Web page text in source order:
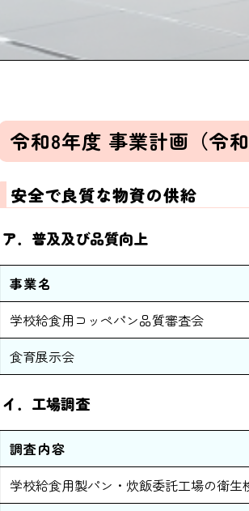
令和8年度 事業計画（令和
安全で良質な物資の供給
ア．普及及び品質向上
事業名
学校給食用コッペパン品質審査会
食育展示会
イ．工場調査
調査内容
学校給食用製パン・炊飯委託工場の衛生